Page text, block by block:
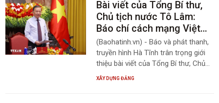
Bài viết của Tổng Bí thư,
Chủ tịch nước Tô Lâm:
Báo chí cách mạng Việt
Nam trong thời đại số
(Baohatinh.vn) - Báo và phát thanh,
truyền hình Hà Tĩnh trân trọng giới
thiệu bài viết của Tổng Bí thư, Chủ
tịch nước Tô Lâm với tiêu đề: Báo
XÂY DỰNG ĐẢNG